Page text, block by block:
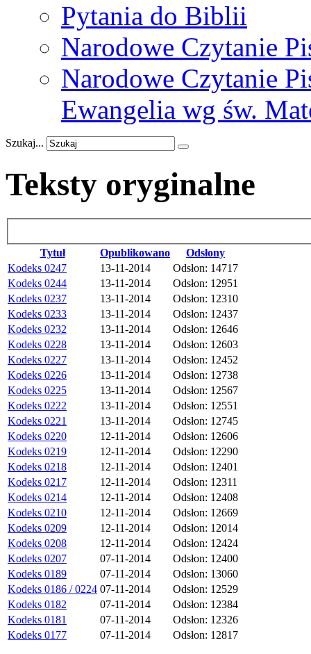
Pytania do Biblii
Narodowe Czytanie
Narodowe Czytanie
Ewangelia wg św.
Szukaj...
Teksty oryginalne
Tytuł Opublikowano
Odsłony
Kodeks 0247
13-11-2014
Odsłon: 14717
Kodeks 0244
13-11-2014
Odsłon: 12951
Kodeks 0237
13-11-2014
Odsłon: 12310
Kodeks 0233
13-11-2014
Odsłon: 12437
Kodeks 0232
13-11-2014
Odsłon: 12646
Kodeks 0228
13-11-2014
Odsłon: 12603
Kodeks 0227
13-11-2014
Odsłon: 12452
Kodeks 0226
13-11-2014
Odsłon: 12738
Kodeks 0225
13-11-2014
Odsłon: 12567
Kodeks 0222
13-11-2014
Odsłon: 12551
Kodeks 0221
13-11-2014
Odsłon: 12745
Kodeks 0220
12-11-2014
Odsłon: 12606
Kodeks 0219
12-11-2014
Odsłon: 12290
Kodeks 0218
12-11-2014
Odsłon: 12401
Kodeks 0217
12-11-2014
Odsłon: 12311
Kodeks 0214
12-11-2014
Odsłon: 12408
Kodeks 0210
12-11-2014
Odsłon: 12669
Kodeks 0209
12-11-2014
Odsłon: 12014
Kodeks 0208
12-11-2014
Odsłon: 12424
Kodeks 0207
07-11-2014
Odsłon: 12400
Kodeks 0189
07-11-2014
Odsłon: 13060
Kodeks 0186 / 0224 07-11-2014
Odsłon: 12529
Kodeks 0182
07-11-2014
Odsłon: 12384
Kodeks 0181
07-11-2014
Odsłon: 12326
Kodeks 0177
07-11-2014 Odsłon: 12817